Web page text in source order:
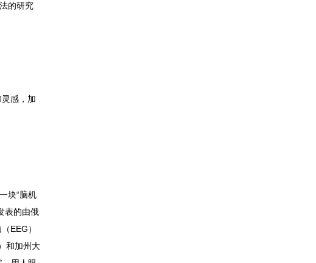
的研究
感，加
块“脑机
表的由俄
EEG）
和加州大